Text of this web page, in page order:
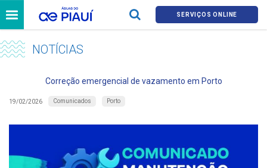
SERVIÇOS ONLINE
NOTÍCIAS
Correção emergencial de vazamento em Porto
19/02/2026 Comunicados Porto